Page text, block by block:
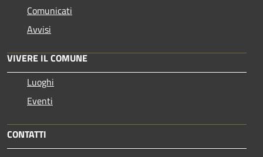
Comunicati
Avvisi
VIVERE IL COMUNE
Luoghi
Eventi
CONTATTI